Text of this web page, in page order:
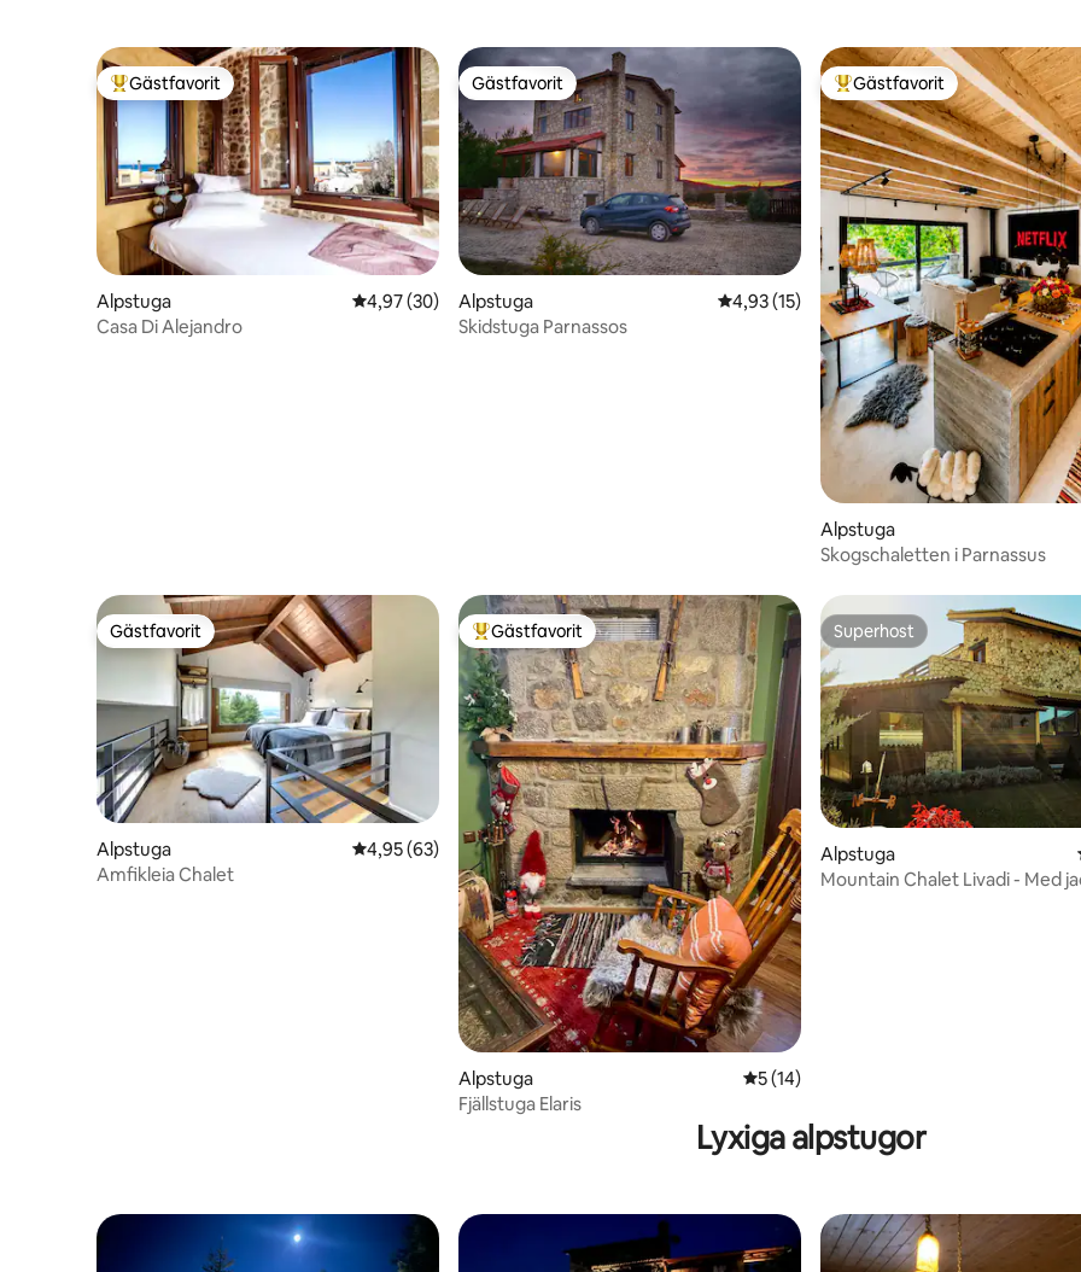
Populär gästfavorit
Gästfavorit
Alpstuga 4,97 av 5 i genomsnittligt betyg, 30 omdömen
4,97 (30)
Casa Di Alejandro
Gästfavorit
Gästfavorit
Alpstuga 4,93 av 5 i genomsnittligt betyg, 15
4,93 (15)
Skidstuga Parnassos
Populär gästfavorit
Gästfavorit
Alpstuga
Skogschaletten i Parnassus
Gästfavorit
Gästfavorit
Alpstuga 4,95 av 5 i genomsnittligt betyg, 63 omdömen
4,95 (63)
Amfikleia Chalet
Populär gästfavorit
Gästfavorit
Alpstuga 5 av 5 i genomsnittligt betyg, 14
5 (14)
Fjällstuga Elaris
Superhost
Superhost
Alpstuga
Mountain Chalet Livadi - Med
Lyxiga alpstugor